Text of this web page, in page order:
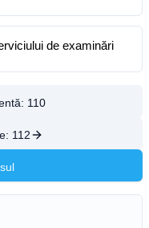
de examinări
110
112